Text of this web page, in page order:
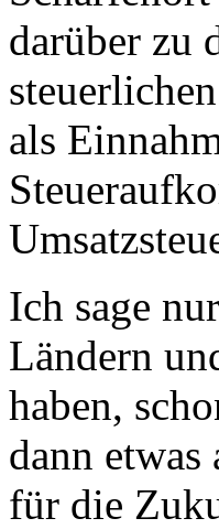
darüber zu
als
Ich sage
Ländern
haben,
dann
für die